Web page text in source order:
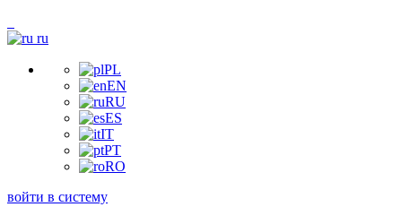
ru
PL
EN
RU
ES
IT
PT
RO
войти в систему